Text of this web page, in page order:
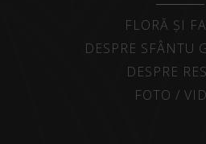
FLORĂ ȘI
DESPRE SFÂNTU
DESPRE
FOTO /